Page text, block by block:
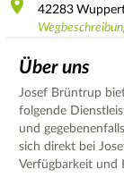
42283
Über uns
Josef Brüntrup
folgende
und
sich direkt bei
Verfügbarkeit und